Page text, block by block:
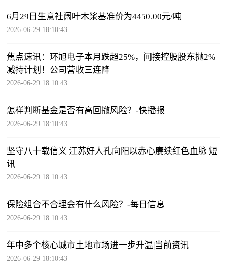
6月29日生意社阔叶木浆基准价为4450.00元/吨
2026-06-29 18:10:43
焦点速讯：环旭电子本月跌超25%，间接控股股东抛2%
减持计划！公司营收三连降
2026-06-29 18:10:43
怎样判断基金是否有高回撤风险？-快播报
2026-06-29 18:10:43
坚守八十载信义 江苏好人孔向阳以赤心赓续红色血脉 短
讯
2026-06-29 18:10:43
保险组合不合理会有什么风险？-每日信息
2026-06-29 18:10:43
年中多个核心城市土地市场进一步升温|当前资讯
2026-06-29 18:10:43